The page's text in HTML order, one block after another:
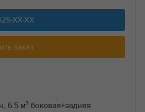
XX-XX
заказ
6.5 м³ боковая+задняя